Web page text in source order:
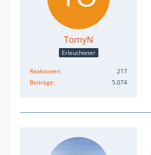
TomyN
Erleuchteter
Reaktionen
217
Beiträge
5.074